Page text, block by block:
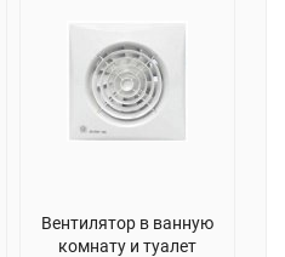
Вентилятор в ванную
комнату и туалет